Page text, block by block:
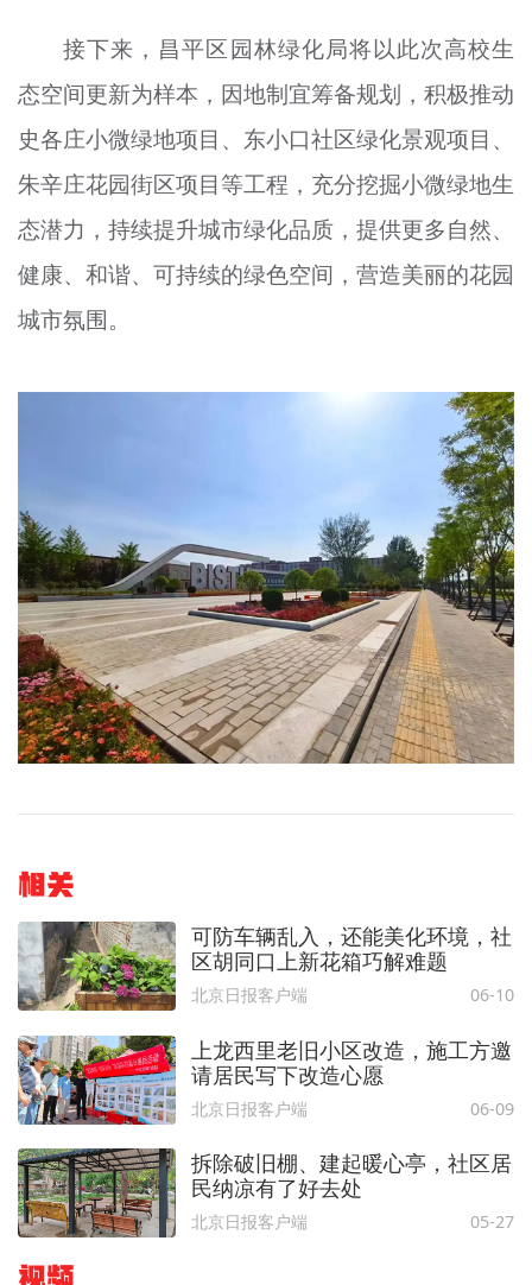
接下来，昌平区园林绿化局将以此次高校生
态空间更新为样本，因地制宜筹备规划，积极推动
史各庄小微绿地项目、东小口社区绿化景观项目、
朱辛庄花园街区项目等工程，充分挖掘小微绿地生
态潜力，持续提升城市绿化品质，提供更多自然、
健康、和谐、可持续的绿色空间，营造美丽的花园
城市氛围。
相关
可防车辆乱入，还能美化环境，社
区胡同口上新花箱巧解难题
北京日报客户端 06-10
上龙西里老旧小区改造，施工方邀
请居民写下改造心愿
北京日报客户端 06-09
拆除破旧棚、建起暖心亭，社区居
民纳凉有了好去处
北京日报客户端 05-27
视频